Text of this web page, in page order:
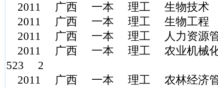
2011 广西 一本 理工 生物技
2011 广西 一本 理工 生物工
2011 广西 一本 理工 人力资源
2011 广西 一本 理工 农业机械
523 2
2011 广西 一本 理工 农林经济